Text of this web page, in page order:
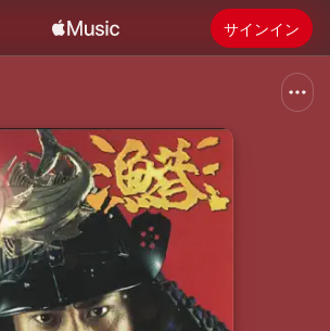
サインイン
Apple Musicをインストール